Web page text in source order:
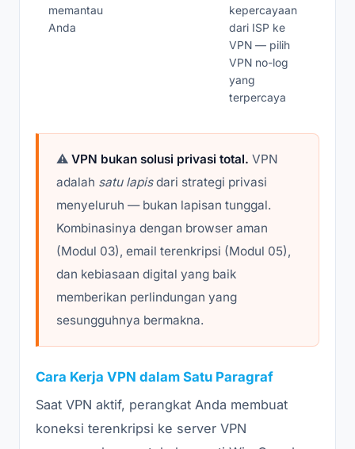
memantau
Anda
kepercayaan
dari ISP ke
VPN — pilih
VPN no-log
yang
terpercaya
⚠️VPN bukan solusi privasi total. VPN
adalah satu lapisdari strategi privasi
menyeluruh — bukan lapisan tunggal.
Kombinasinya dengan browser aman
(Modul 03), email terenkripsi (Modul 05),
dan kebiasaan digital yang baik
memberikan perlindungan yang
sesungguhnya bermakna.
Cara Kerja VPN dalam Satu Paragraf
Saat VPN aktif, perangkat Anda membuat
koneksi terenkripsi ke server VPN